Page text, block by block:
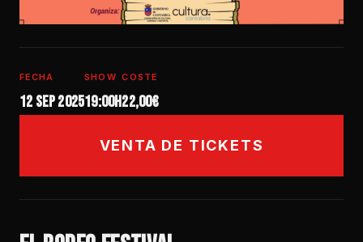
FECHA
12 sep 2025
SHOW
19:00h
COSTE
22,00€
VENTA DE TICKETS